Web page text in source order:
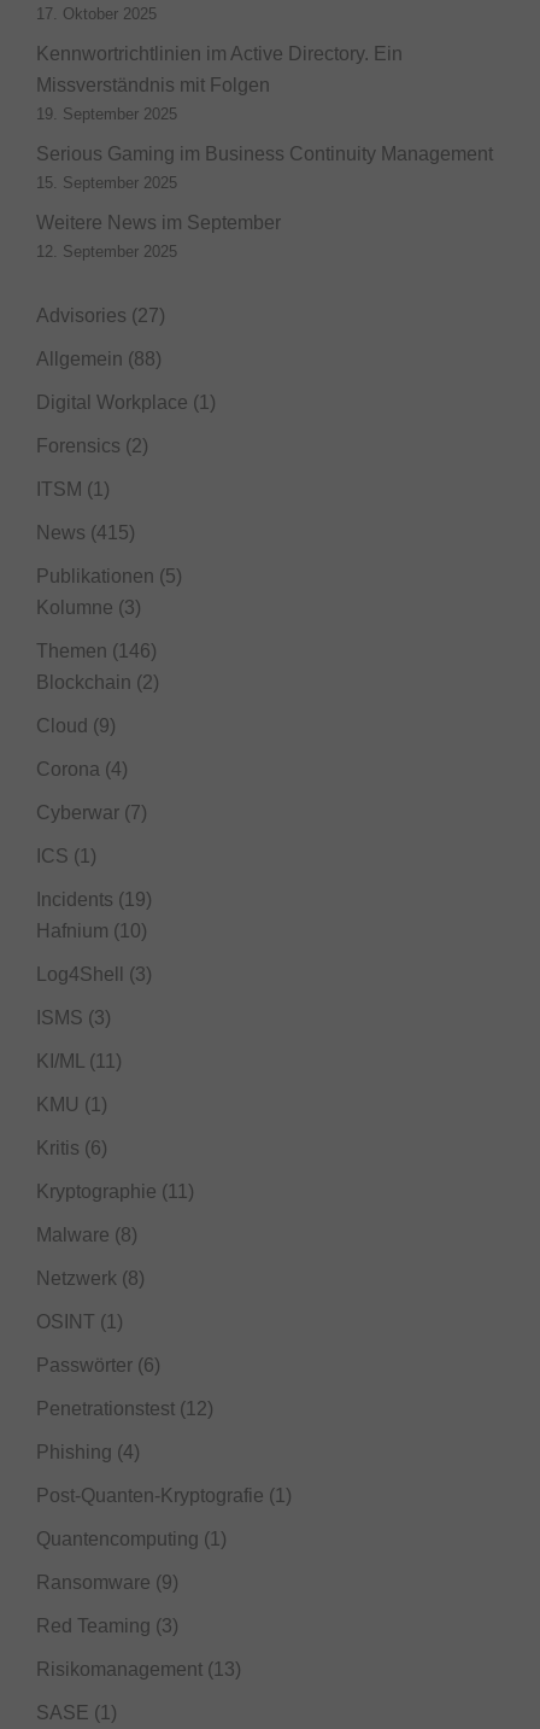
17. Oktober 2025
Kennwortrichtlinien im Active Directory. Ein
Missverständnis mit Folgen
19. September 2025
Serious Gaming im Business Continuity Management
15. September 2025
Weitere News im September
12. September 2025
Advisories (27)
Allgemein (88)
Digital Workplace (1)
Forensics (2)
ITSM (1)
News (415)
Publikationen (5)
Kolumne (3)
Themen (146)
Blockchain (2)
Cloud (9)
Corona (4)
Cyberwar (7)
ICS (1)
Incidents (19)
Hafnium (10)
Log4Shell (3)
ISMS (3)
KI/ML (11)
KMU (1)
Kritis (6)
Kryptographie (11)
Malware (8)
Netzwerk (8)
OSINT (1)
Passwörter (6)
Penetrationstest (12)
Phishing (4)
Post-Quanten-Kryptografie (1)
Quantencomputing (1)
Ransomware (9)
Red Teaming (3)
Risikomanagement (13)
SASE (1)